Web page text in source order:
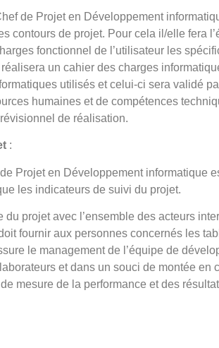
de Projet en Développement
contours de projet. Pour cela il/elle fera
fonctionnel de l’utilisateur les
un cahier des charges
utilisés et celui-ci sera validé
humaines et de compétences
de réalisation.
:
Projet en Développement informatique
les indicateurs de suivi du projet.
du projet avec l’ensemble des acteurs
fournir aux personnes concernés les
le management de l’équipe de
et dans un souci de montée en
mesure de la performance et des